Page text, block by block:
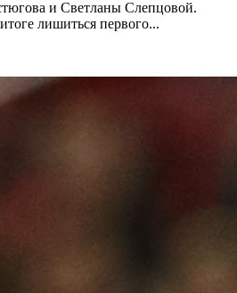
и Светланы Слепцовой.
лишиться первого...